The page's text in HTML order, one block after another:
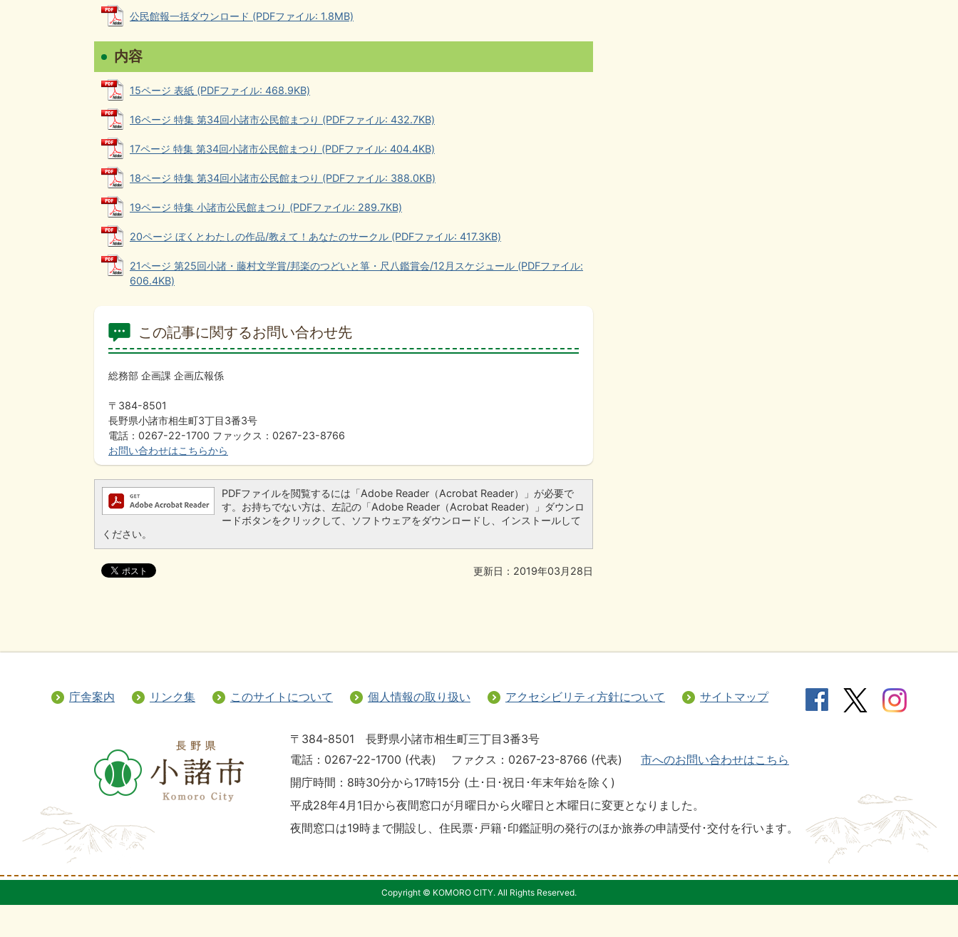
公民館報一括ダウンロード (PDFファイル: 1.8MB)
内容
15ページ 表紙 (PDFファイル: 468.9KB)
16ページ 特集 第34回小諸市公民館まつり (PDFファイル: 432.7KB)
17ページ 特集 第34回小諸市公民館まつり (PDFファイル: 404.4KB)
18ページ 特集 第34回小諸市公民館まつり (PDFファイル: 388.0KB)
19ページ 特集 小諸市公民館まつり (PDFファイル: 289.7KB)
20ページ ぼくとわたしの作品/教えて！あなたのサークル (PDFファイル: 417.3KB)
21ページ 第25回小諸・藤村文学賞/邦楽のつどいと箏・尺八鑑賞会/12月スケジュール (PDFファイル:
606.4KB)
この記事に関するお問い合わせ先
総務部 企画課 企画広報係
〒384-8501
長野県小諸市相生町3丁目3番3号
電話：0267-22-1700 ファックス：0267-23-8766
お問い合わせはこちらから
PDFファイルを閲覧するには「Adobe Reader（Acrobat Reader）」が必要で
す。お持ちでない方は、左記の「Adobe Reader（Acrobat Reader）」ダウンロ
ードボタンをクリックして、ソフトウェアをダウンロードし、インストールして
ください。
更新日：2019年03月28日
庁舎案内 リンク集 このサイトについて 個人情報の取り扱い アクセシビリティ方針について サイトマップ
〒384-8501 長野県小諸市相生町三丁目3番3号
電話：0267-22-1700 (代表)
ファクス：0267-23-8766 (代表)
市へのお問い合わせはこちら
開庁時間：8時30分から17時15分 (土･日･祝日･年末年始を除く)
平成28年4月1日から夜間窓口が月曜日から火曜日と木曜日に変更となりました。
夜間窓口は19時まで開設し、住民票･戸籍･印鑑証明の発行のほか旅券の申請受付･交付を行います。
Copyright © KOMORO CITY. All Rights Reserved.